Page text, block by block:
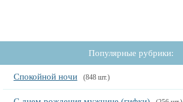
Популярные рубрики:
Спокойной ночи (848 шт.)